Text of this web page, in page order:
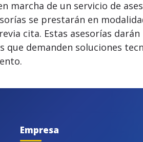
marcha de un servicio de
se prestarán en
cita. Estas asesorías
que demanden soluciones
Empresa